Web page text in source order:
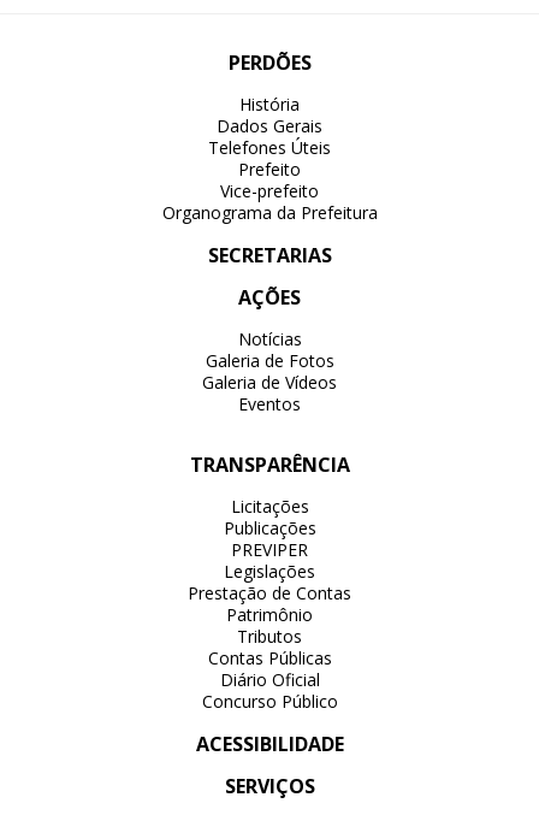
PERDÕES
História
Dados Gerais
Telefones Úteis
Prefeito
Vice-prefeito
Organograma da Prefeitura
SECRETARIAS
AÇÕES
Notícias
Galeria de Fotos
Galeria de Vídeos
Eventos
TRANSPARÊNCIA
Licitações
Publicações
PREVIPER
Legislações
Prestação de Contas
Patrimônio
Tributos
Contas Públicas
Diário Oficial
Concurso Público
ACESSIBILIDADE
SERVIÇOS